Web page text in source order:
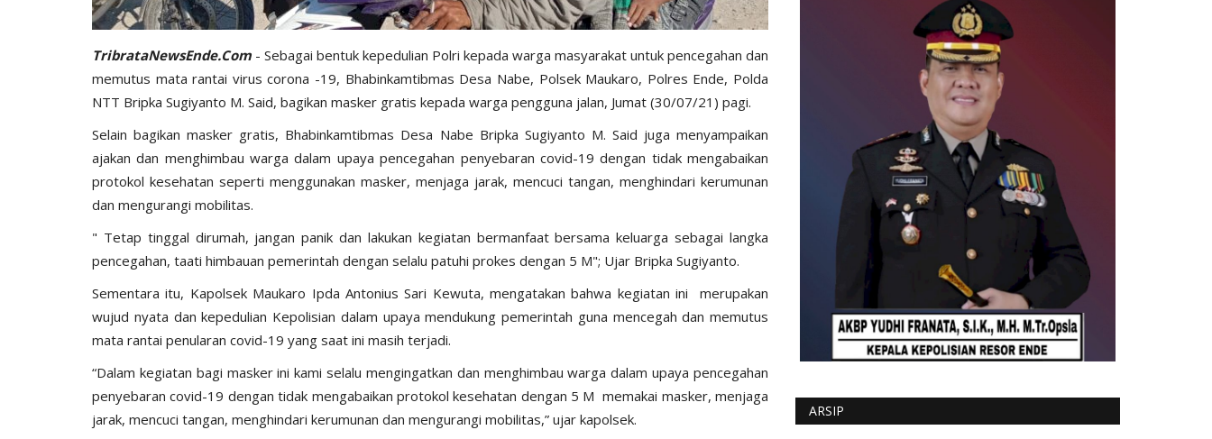
TribrataNewsEnde.Com - Sebagai bentuk kepedulian Polri kepada warga masyarakat untuk pencegahan dan
memutus mata rantai virus corona -19, Bhabinkamtibmas Desa Nabe, Polsek Maukaro, Polres Ende, Polda
NTT Bripka Sugiyanto M. Said, bagikan masker gratis kepada warga pengguna jalan, Jumat (30/07/21) pagi.
Selain bagikan masker gratis, Bhabinkamtibmas Desa Nabe Bripka Sugiyanto M. Said juga menyampaikan
ajakan dan menghimbau warga dalam upaya pencegahan penyebaran covid-19 dengan tidak mengabaikan
protokol kesehatan seperti menggunakan masker, menjaga jarak, mencuci tangan, menghindari kerumunan
dan mengurangi mobilitas.
" Tetap tinggal dirumah, jangan panik dan lakukan kegiatan bermanfaat bersama keluarga sebagai langka
pencegahan, taati himbauan pemerintah dengan selalu patuhi prokes dengan 5 M"; Ujar Bripka Sugiyanto.
Sementara itu, Kapolsek Maukaro Ipda Antonius Sari Kewuta, mengatakan bahwa kegiatan ini merupakan
wujud nyata dan kepedulian Kepolisian dalam upaya mendukung pemerintah guna mencegah dan memutus
mata rantai penularan covid-19 yang saat ini masih terjadi.
“Dalam kegiatan bagi masker ini kami selalu mengingatkan dan menghimbau warga dalam upaya pencegahan
penyebaran covid-19 dengan tidak mengabaikan protokol kesehatan dengan 5 M memakai masker, menjaga
jarak, mencuci tangan, menghindari kerumunan dan mengurangi mobilitas,” ujar kapolsek.
ARSIP